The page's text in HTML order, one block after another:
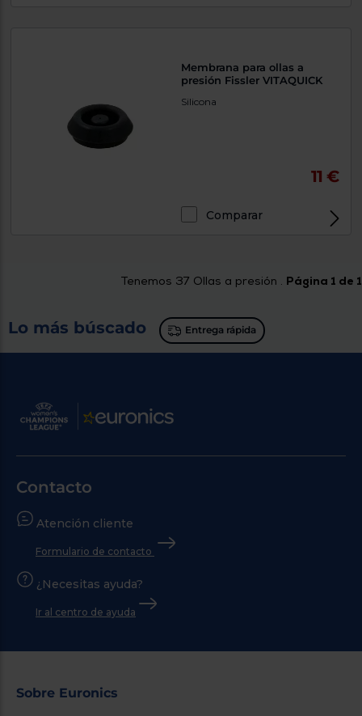
Membrana para ollas a
presión Fissler VITAQUICK
Silicona
11 €
Comparar
Tenemos 37 Ollas a presión . Página 1 de 1
Lo más búscado Entrega rápida
Contacto
Atención cliente
Formulario de contacto
¿Necesitas ayuda?
Ir al centro de ayuda
Sobre Euronics